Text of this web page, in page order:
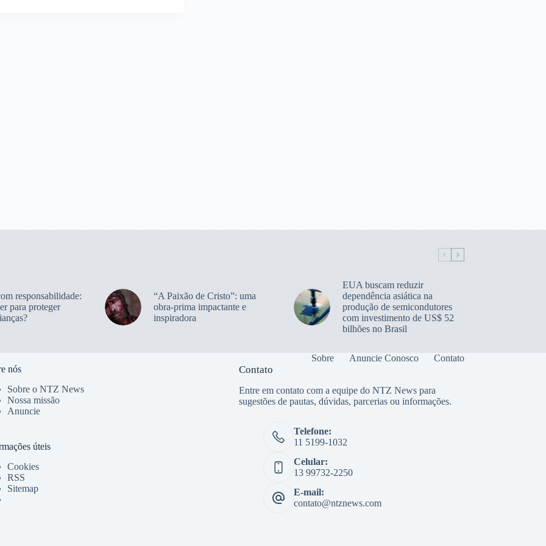
responsabilidade:
para proteger
“A Paixão de Cristo”: uma
obra-prima impactante e
inspiradora
EUA buscam reduzir
dependência asiática na
produção de semicondutores
com investimento de US$ 52
bilhões no Brasil
Sobre Anuncie Conosco Contato
nós
Sobre o NTZ News
Nossa missão
Anuncie
úteis
Cookies
RSS
Sitemap
Contato
Entre em contato com a equipe do NTZ News para
sugestões de pautas, dúvidas, parcerias ou informações.
Telefone:
11 5199-1032
Celular:
13 99732-2250
E-mail:
contato@ntznews.com